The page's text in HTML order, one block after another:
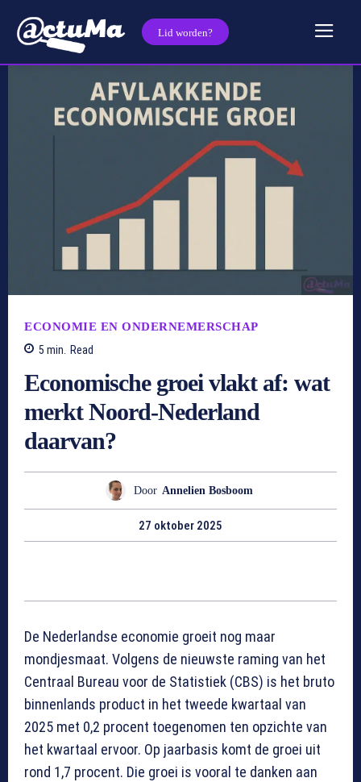
Lid worden?
ECONOMIE EN ONDERNEMERSCHAP
5 min. Read
Economische groei vlakt af: wat
merkt Noord-Nederland
daarvan?
Door Annelien Bosboom
27 oktober 2025
De Nederlandse economie groeit nog maar
mondjesmaat. Volgens de nieuwste raming van het
Centraal Bureau voor de Statistiek (CBS) is het bruto
binnenlands product in het tweede kwartaal van
2025 met 0,2 procent toegenomen ten opzichte van
het kwartaal ervoor. Op jaarbasis komt de groei uit
rond 1,7 procent. Die groei is vooral te danken aan